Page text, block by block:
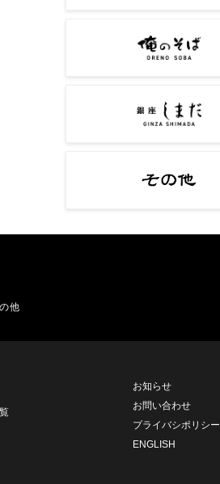
他
お知らせ
お問い合わせ
プライバシポリシー
ENGLISH